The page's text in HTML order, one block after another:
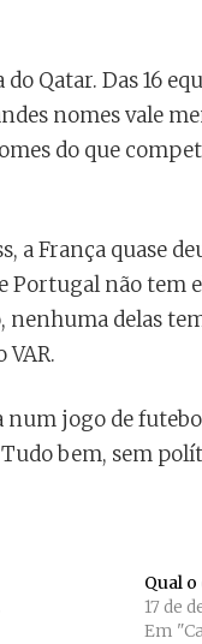
Qatar. Das 16
nomes vale
do que
a França quase
Portugal não tem
nenhuma delas
jogo de
bem, sem
Qual o
17 de
Em